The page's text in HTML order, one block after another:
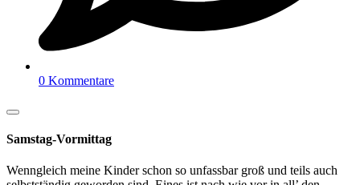
0 Kommentare
Samstag-Vormittag
Wenngleich meine Kinder schon so unfassbar groß und teils auch